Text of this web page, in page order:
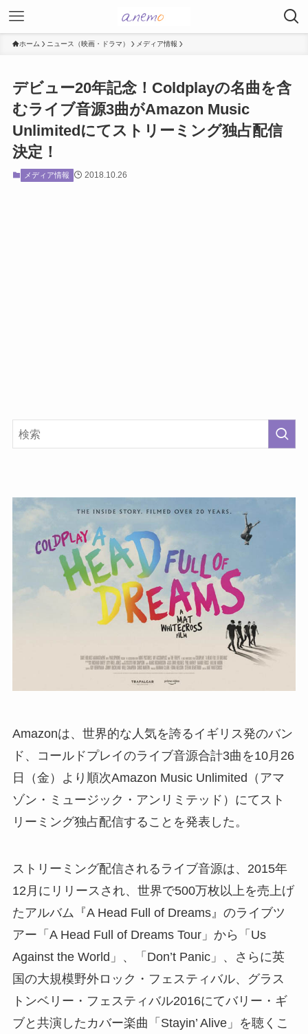
ホーム ニュース（映画・ドラマ） メディア情報
デビュー20年記念！Coldplayの名曲を含
むライブ音源3曲がAmazon Music
Unlimitedにてストリーミング独占配信
決定！
メディア情報 2018.10.26
Amazonは、世界的な人気を誇るイギリス発のバン
ド、コールドプレイのライブ音源合計3曲を10月26
日（金）より順次Amazon Music Unlimited（アマ
ゾン・ミュージック・アンリミテッド）にてスト
リーミング独占配信することを発表した。
ストリーミング配信されるライブ音源は、2015年
12月にリリースされ、世界で500万枚以上を売上げ
たアルバム『A Head Full of Dreams』のライブツ
アー「A Head Full of Dreams Tour」から「Us
Against the World」、「Don’t Panic」、さらに英
国の大規模野外ロック・フェスティバル、グラス
トンベリー・フェスティバル2016にてバリー・ギ
ブと共演したカバー楽曲「Stayin’ Alive」を聴くこ